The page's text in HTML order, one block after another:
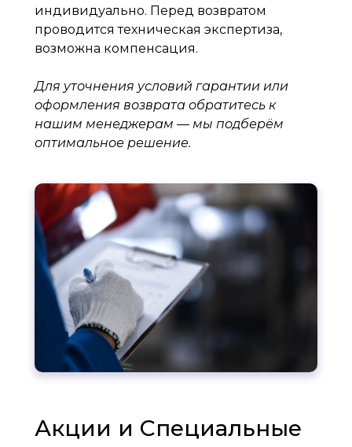
индивидуально. Перед возвратом
проводится техническая экспертиза,
возможна компенсация.
Для уточнения условий гарантии или
оформления возврата обратитесь к
нашим менеджерам — мы подберём
оптимальное решение.
Акции и Специальные